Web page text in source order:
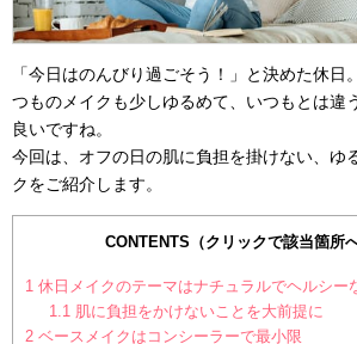
「今日はのんびり過ごそう！」と決めた休日
つものメイクも少しゆるめて、いつもとは違
良いですね。
今回は、オフの日の肌に負担を掛けない、ゆ
クをご紹介します。
CONTENTS（クリックで該当箇所へ
1 休日メイクのテーマはナチュラルでヘルシー
1.1 肌に負担をかけないことを大前提に
2 ベースメイクはコンシーラーで最小限